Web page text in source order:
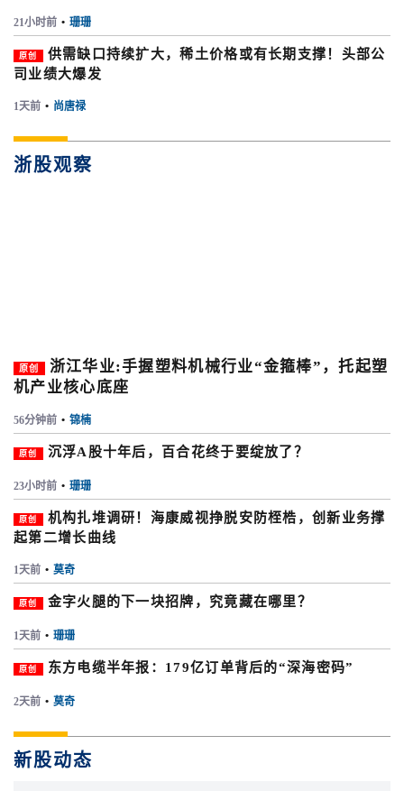
21小时前 • 珊珊
原创
供需缺口持续扩大，稀土价格或有长期支撑！头部公
司业绩大爆发
1天前 • 尚唐禄
浙股观察
原创
浙江华业:手握塑料机械行业“金箍棒”，托起塑
机产业核心底座
56分钟前 • 锦楠
原创 沉浮A股十年后，百合花终于要绽放了？
23小时前 • 珊珊
原创
机构扎堆调研！海康威视挣脱安防桎梏，创新业务撑
起第二增长曲线
1天前 • 莫奇
原创 金字火腿的下一块招牌，究竟藏在哪里？
1天前 • 珊珊
原创 东方电缆半年报：179亿订单背后的“深海密码”
2天前 • 莫奇
新股动态